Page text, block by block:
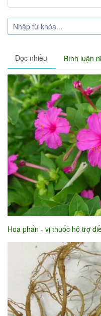
Đọc nhiều Bình luận
Hoa phấn - vị thuốc hỗ trợ